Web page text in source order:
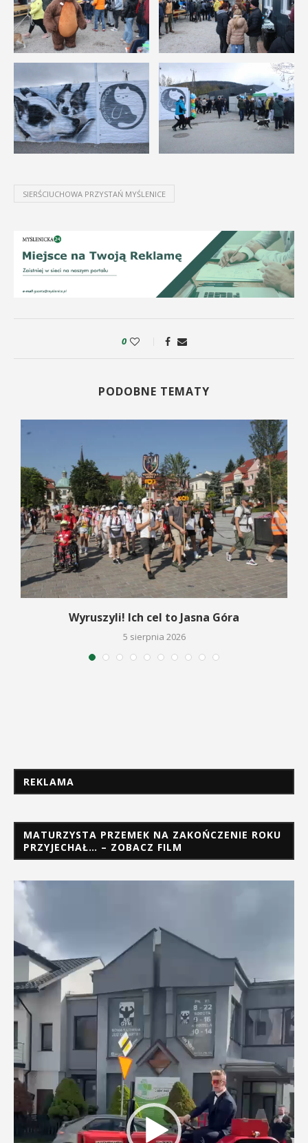
SIERŚCIUCHOWA PRZYSTAŃ MYŚLENICE
0
PODOBNE TEMATY
Wyruszyli! Ich cel to Jasna Góra
5 sierpnia 2026
REKLAMA
MATURZYSTA PRZEMEK NA ZAKOŃCZENIE ROKU
PRZYJECHAŁ… – ZOBACZ FILM
Odtwarzacz